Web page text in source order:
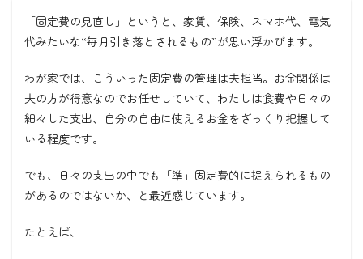
「固定費の見直し」というと、家賃、保険、スマホ代、電気
代みたいな“毎月引き落とされるもの”が思い浮かびます。
わが家では、こういった固定費の管理は夫担当。お金関係は
夫の方が得意なのでお任せしていて、わたしは食費や日々の
細々した支出、自分の自由に使えるお金をざっくり把握して
いる程度です。
でも、日々の支出の中でも「準」固定費的に捉えられるもの
があるのではないか、と最近感じています。
たとえば、